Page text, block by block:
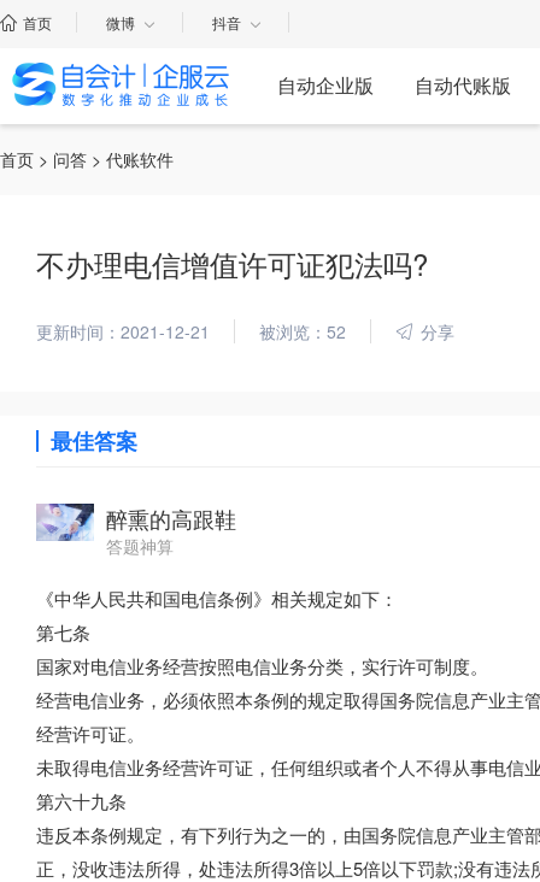
首页 微博 抖音
自动企业版 自动代账版
首页 > 问答 > 代账软件
不办理电信增值许可证犯法吗?
更新时间：2021-12-21 被浏览：52 分享
最佳答案
醉熏的高跟鞋
答题神算
《中华人民共和国电信条例》相关规定如下：
第七条
国家对电信业务经营按照电信业务分类，实行许可制度。
经营电信业务，必须依照本条例的规定取得国务院信息产业
经营许可证。
未取得电信业务经营许可证，任何组织或者个人不得从事电信
第六十九条
违反本条例规定，有下列行为之一的，由国务院信息产业主管
正，没收违法所得，处违法所得3倍以上5倍以下罚款;没有违